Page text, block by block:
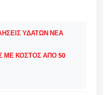
ΥΔΑΤΩΝ ΝΕΑ
ΜΕ ΚΟΣΤΟΣ ΑΠΟ 50